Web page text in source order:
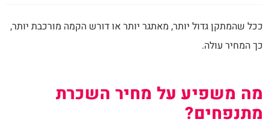
ככל שהמתקן גדול יותר, מאתגר יותר או דורש הקמה מורכבת יותר,
כך המחיר עולה.
מה משפיע על מחיר השכרת
מתנפחים?